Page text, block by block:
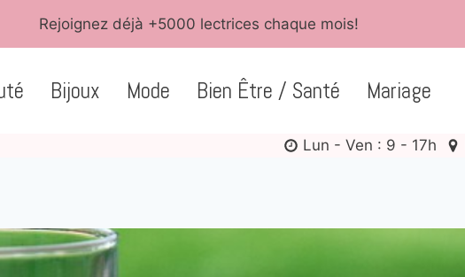
Rejoignez déjà +5000 lectrices chaque mois!
Bijoux Mode Bien Être / Santé Mariage
Lun - Ven : 9 - 17h